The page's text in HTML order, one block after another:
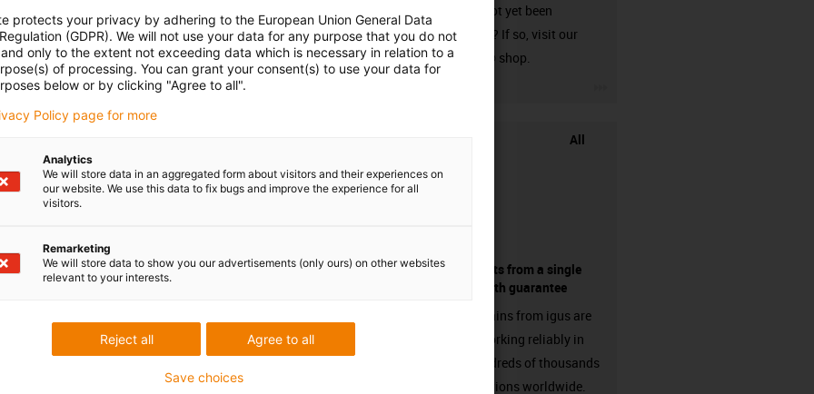
that has not yet been
harnessed? If so, visit our
chainflex® shop.
All
components from a single
source - with guarantee
Energy chains from igus are
already working reliably in
many hundreds of thousands
of applications worldwide.
protects your privacy by adhering to the European Union General Data
(GDPR). We will not use your data for any purpose that you do not
only to the extent not exceeding data which is necessary in relation to a
of processing. You can grant your consent(s) to use your data for
below or by clicking "Agree to all".
Policy page for more
Analytics
We will store data in an aggregated form about visitors and their experiences on
our website. We use this data to fix bugs and improve the experience for all
visitors.
Remarketing
We will store data to show you our advertisements (only ours) on other websites
relevant to your interests.
Agree to all
Reject all
Save choices